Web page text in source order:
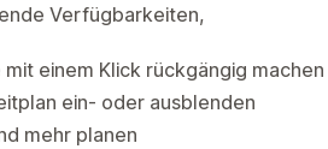
Verfügbarkeiten,
einem Klick rückgängig machen
ein- oder ausblenden
mehr planen